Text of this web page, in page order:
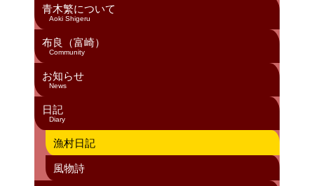
青木繁について
Aoki Shigeru
布良（富崎）
Community
お知らせ
News
日記
Diary
漁村日記
風物詩